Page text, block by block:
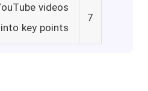
7
videos
into key points